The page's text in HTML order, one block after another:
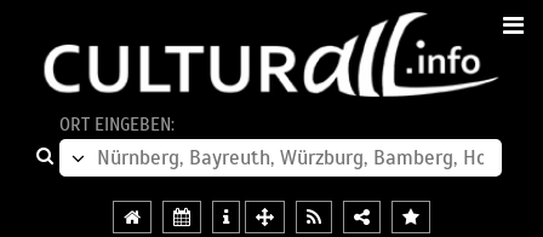
ORT EINGEBEN: